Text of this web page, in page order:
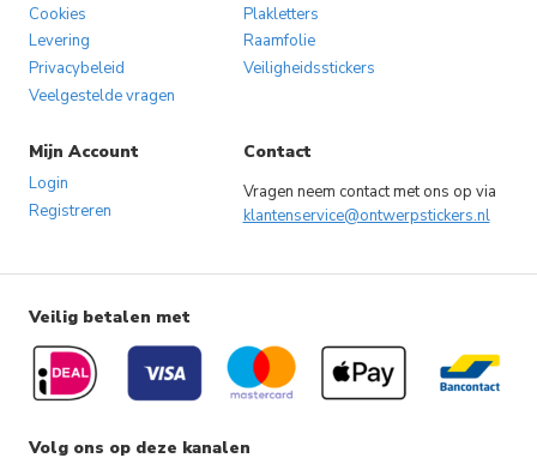
Cookies
Levering
Privacybeleid
Veelgestelde vragen
Plakletters
Raamfolie
Veiligheidsstickers
Mijn Account
Login
Registreren
Contact
Vragen neem contact met ons op via
klantenservice@ontwerpstickers.nl
Veilig betalen met
Volg ons op deze kanalen